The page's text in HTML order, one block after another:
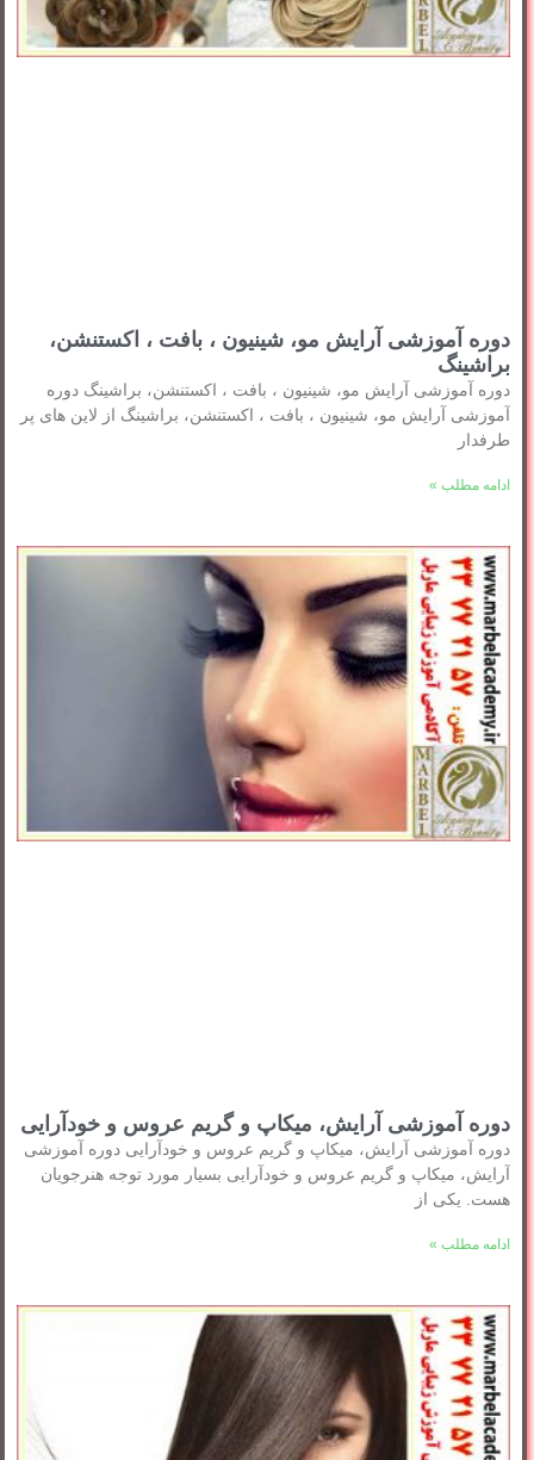
دوره آموزشی آرایش مو، شینیون ، بافت ، اکستنشن،
براشینگ
دوره آموزشی آرایش مو، شینیون ، بافت ، اکستنشن، براشینگ دوره
آموزشی آرایش مو، شینیون ، بافت ، اکستنشن، براشینگ از لاین های پر
طرفدار
ادامه مطلب »
دوره آموزشی آرایش، میکاپ و گریم عروس و خودآرایی
دوره آموزشی آرایش، میکاپ و گریم عروس و خودآرایی دوره آموزشی
آرایش، میکاپ و گریم عروس و خودآرایی بسیار مورد توجه هنرجویان
هست. یکی از
ادامه مطلب »